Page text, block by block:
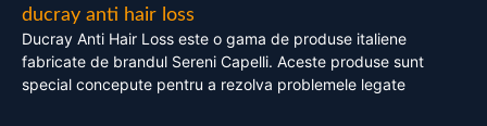
ducray anti hair loss
Ducray Anti Hair Loss este o gama de produse italiene
fabricate de brandul Sereni Capelli. Aceste produse sunt
special concepute pentru a rezolva problemele legate